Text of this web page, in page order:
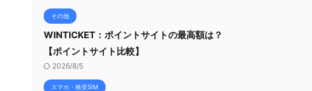
その他
WINTICKET：ポイントサイトの最高額は？
【ポイントサイト比較】
2026/8/5
スマホ・格安SIM